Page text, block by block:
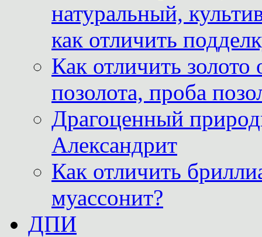
натуральный,
как отличить
Как отличить
позолота, проба
Драгоценный
Александрит
Как отличить
муассонит?
ДПИ